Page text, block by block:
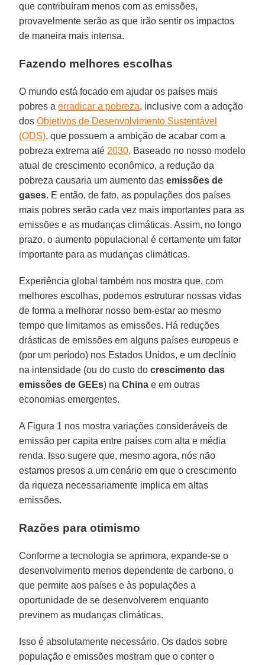
que contribuíram menos com as emissões,
provavelmente serão as que irão sentir os impactos
de maneira mais intensa.
Fazendo melhores escolhas
O mundo está focado em ajudar os países mais
pobres aerradicar a pobreza, inclusive com a adoção
dosObjetivos de Desenvolvimento Sustentável
(ODS), que possuem a ambição de acabar com a
pobreza extrema até 2030. Baseado no nosso modelo
atual de crescimento econômico, a redução da
pobreza causaria um aumento dasemissões de
gases. E então, de fato, as populações dos países
mais pobres serão cada vez mais importantes para as
emissões e as mudanças climáticas. Assim, no longo
prazo, o aumento populacional é certamente um fator
importante para as mudanças climáticas.
Experiência global também nos mostra que, com
melhores escolhas, podemos estruturar nossas vidas
de forma a melhorar nosso bem-estar ao mesmo
tempo que limitamos as emissões. Há reduções
drásticas de emissões em alguns países europeus e
(por um período) nos Estados Unidos, e um declínio
na intensidade (ou do custo docrescimento das
emissões de GEEs) naChina e em outras
economias emergentes.
A Figura 1 nos mostra variações consideráveis de
emissão per capita entre países com alta e média
renda. Isso sugere que, mesmo agora, nós não
estamos presos a um cenário em que o crescimento
da riqueza necessariamente implica em altas
emissões.
Razões para otimismo
Conforme a tecnologia se aprimora, expande-se o
desenvolvimento menos dependente de carbono, o
que permite aos países e às populações a
oportunidade de se desenvolverem enquanto
previnem as mudanças climáticas.
Isso é absolutamente necessário. Os dados sobre
população e emissões mostram que o conter o